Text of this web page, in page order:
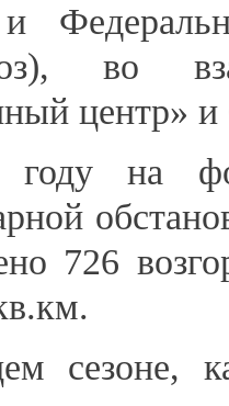
во
центр»
на
726
сезоне,